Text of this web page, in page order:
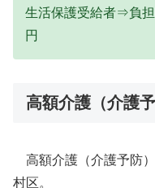
生活保護受給者⇒負
円
高額介護（介護
高額介護（介護予防
村区。